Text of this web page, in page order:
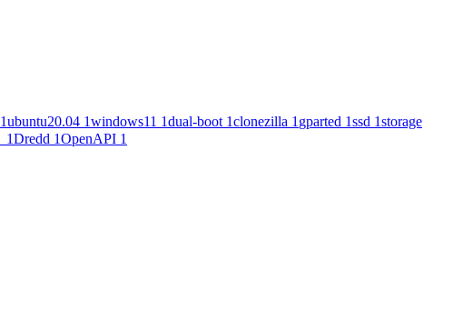
1ubuntu20.04 1windows11 1dual-boot 1clonezilla 1 gparted 1ssd 1storage
1Dredd 1OpenAPI 1